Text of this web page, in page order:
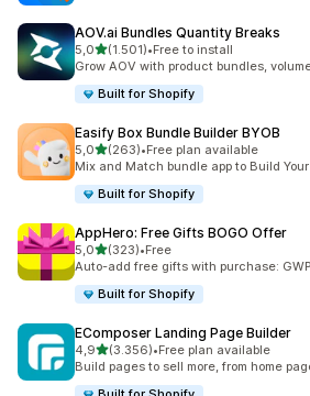
AOV.ai Bundles Quantity Breaks
5,0de 5 estrelas
(1.501)
1501 total de avaliações
•Free to install
Grow AOV with product bundles,
Built for Shopify
Easify Box Bundle Builder BYOB
5,0de 5 estrelas
(263)
263 total de avaliações
•Free plan available
Mix and Match bundle app to Build
Built for Shopify
AppHero: Free Gifts BOGO Offer
5,0de 5 estrelas
(323)
323 total de avaliações
•Free
Auto-add free gifts with purchase:
Built for Shopify
EComposer Landing Page Builder
4,9de 5 estrelas
(3.356)
3356 total de avaliações
•Free plan available
Build pages to sell more, from home